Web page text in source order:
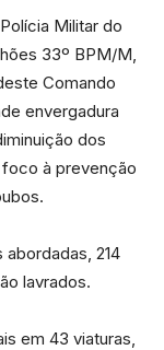
Militar do
33º BPM/M,
Comando
envergadura
dos
à prevenção
214
lavrados.
em 43 viaturas,